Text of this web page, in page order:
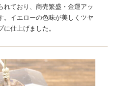
れており、商売繁盛・金運アッ
。イエローの色味が美しくツヤ
仕上げました。